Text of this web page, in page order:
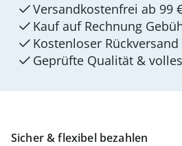
Sicher & flexibel bezahlen
Versandkostenfrei ab 99
Kauf auf Rechnung
Kostenloser Rückversand
Geprüfte Qualität &